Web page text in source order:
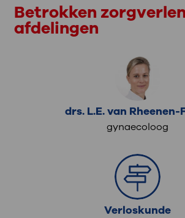
Betrokken
afdelingen
drs. L.E. van Rheenen-
gynaecoloog
Verloskunde